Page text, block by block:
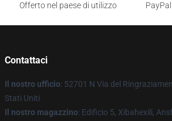
Offerto nel paese di utilizzo
Contattaci
Il nostro ufficio: 52701 N Via del
Stati Uniti
Il nostro magazzino: Edificio 5, Xibahexili,